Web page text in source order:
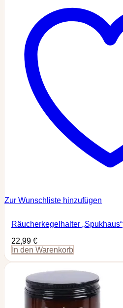
Zur Wunschliste hinzufügen
Räucherkegelhalter „Spukhaus“
22,99 €
In den Warenkorb